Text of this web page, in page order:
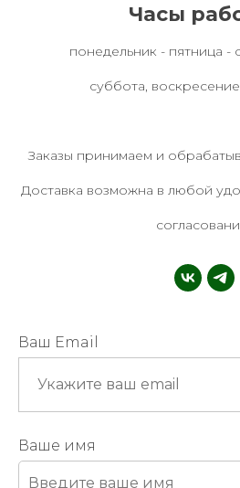
Часы
понедельник - пятница -
суббота,
Заказы принимаем и
Доставка возможна в любой
Ваш Email
Ваше имя